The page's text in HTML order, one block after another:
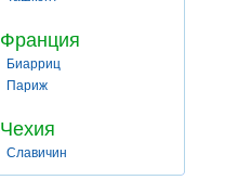
Франция
Биарриц
Париж
Чехия
Славичин